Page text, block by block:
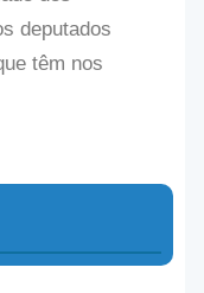
deputados
têm nos